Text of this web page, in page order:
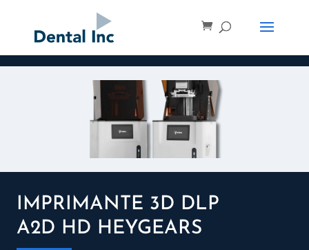
IMPRIMANTE 3D DLP
A2D HD HEYGEARS